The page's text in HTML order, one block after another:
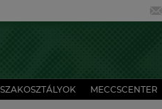
SZAKOSZTÁLYOK MECCSCENTER